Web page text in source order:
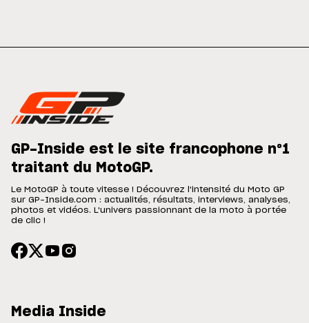
GP-Inside est le site francophone n°1
traitant du MotoGP.
Le MotoGP à toute vitesse ! Découvrez l'intensité du Moto GP
sur GP-Inside.com : actualités, résultats, interviews, analyses,
photos et vidéos. L'univers passionnant de la moto à portée
de clic !
Media Inside